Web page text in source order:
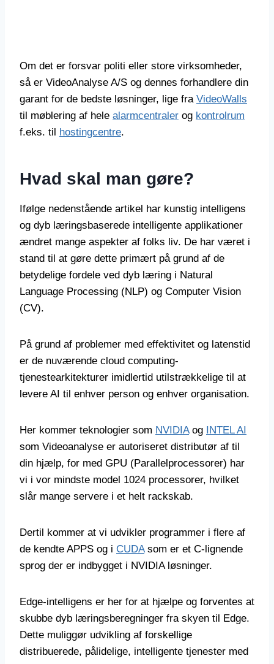
Om det er forsvar politi eller store virksomheder,
så er VideoAnalyse A/S og dennes forhandlere din
garant for de bedste løsninger, lige fra VideoWalls
til møblering af hele alarmcentraler og kontrolrum
f.eks. til hostingcentre.
Hvad skal man gøre?
Ifølge nedenstående artikel har kunstig intelligens
og dyb læringsbaserede intelligente applikationer
ændret mange aspekter af folks liv. De har været i
stand til at gøre dette primært på grund af de
betydelige fordele ved dyb læring i Natural
Language Processing (NLP) og Computer Vision
(CV).
På grund af problemer med effektivitet og latenstid
er de nuværende cloud computing-
tjenestearkitekturer imidlertid utilstrækkelige til at
levere AI til enhver person og enhver organisation.
Her kommer teknologier som NVIDIAog INTEL AI
som Videoanalyse er autoriseret distributør af til
din hjælp, for med GPU (Parallelprocessorer) har
vi i vor mindste model 1024 processorer, hvilket
slår mange servere i et helt rackskab.
Dertil kommer at vi udvikler programmer i flere af
de kendte APPS og i CUDAsom er et C-lignende
sprog der er indbygget i NVIDIA løsninger.
Edge-intelligens er her for at hjælpe og forventes at
skubbe dyb læringsberegninger fra skyen til Edge.
Dette muliggør udvikling af forskellige
distribuerede, pålidelige, intelligente tjenester med